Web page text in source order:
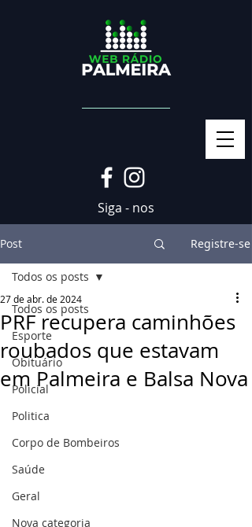
Siga - nos
Post Registre-se
Todos os posts
Esporte
Obituário
Policial
Politica
Corpo de Bombeiros
Saúde
Geral
Nova categoria
Todos os posts
PRF recupera caminhões
roubados que estavam
em Palmeira e Balsa Nova
27 de abr. de 2024